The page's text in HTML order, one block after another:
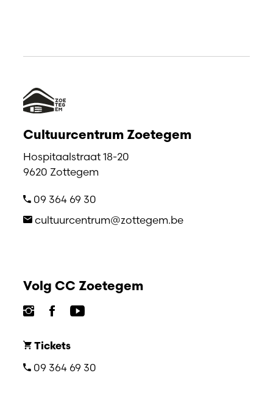
Cultuurcentrum Zoetegem
Hospitaalstraat 18-20
9620 Zottegem
09 364 69 30
cultuurcentrum@zottegem.be
Volg CC Zoetegem
Tickets
09 364 69 30